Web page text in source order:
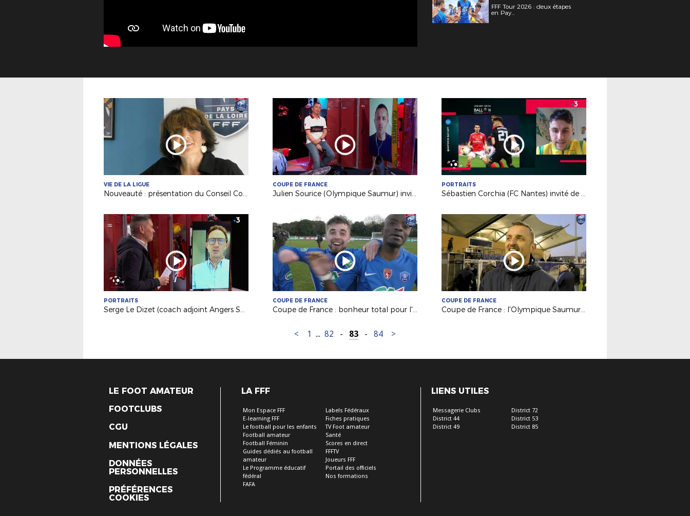
FFF Tour 2026 : deux étapes
en Pay...
VIE DE LA LIGUE
Nouveauté : présentation du Conseil Consultatif des Clubs
COUPE DE FRANCE
Julien Sourice (Olympique Saumur) invité sur France 3 PDL
PORTRAITS
Sébastien Corchia (FC Nantes) invité de France 3 PDL
PORTRAITS
Serge Le Dizet (coach adjoint Angers SCO) invité de France 3 PDL
COUPE DE FRANCE
Coupe de France : bonheur total pour l'Olympique de Saumur (N3) !
COUPE DE FRANCE
Coupe de France : l'Olympique Saumur (N3) du coach Julien Sourice en 8es !
< 1 ... 82 - 83 - 84 >
LE FOOT AMATEUR
FOOTCLUBS
CGU
MENTIONS LÉGALES
DONNÉES
PERSONNELLES
PRÉFÉRENCES
COOKIES
LA FFF
Mon Espace FFF
E-learning FFF
Le football pour les enfants
Football amateur
Football Féminin
Guides dédiés au football
amateur
Le Programme éducatif
fédéral
FAFA
Labels Fédéraux
Fiches pratiques
TV Foot amateur
Santé
Scores en direct
FFFTV
Joueurs FFF
Portail des officiels
Nos formations
LIENS UTILES
Messagerie Clubs
District 44
District 49
District 72
District 53
District 85